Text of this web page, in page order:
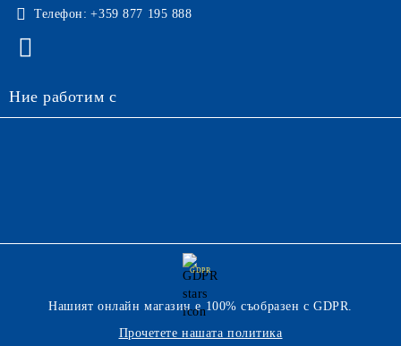
Телефон: +359 877 195 888
Ние работим с
GDPR
Нашият онлайн магазин е 100% съобразен с GDPR.
Прочетете нашата политика